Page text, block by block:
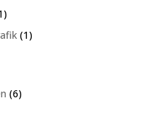
1
Produkt
11
66